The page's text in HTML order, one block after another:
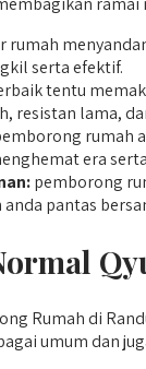
rumah
serta efektif.
tentu
resistan lama,
rumah
era
pemborong
pantas
Rumah di
umum dan